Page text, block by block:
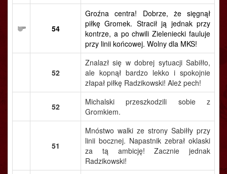
54
Groźna centra! Dobrze, że sięgnął
piłkę Gromek. Stracił ją jednak przy
kontrze, a po chwili Zieleniecki fauluje
przy linii końcowej. Wolny dla MKS!
52
Znalazł się w dobrej sytuacji Sabiłło,
ale kopnął bardzo lekko i spokojnie
złapał piłkę Radzikowski! Ależ pech!
52
Michalski przeszkodzili sobie z
Gromkiem.
51
Mnóstwo walki ze strony Sabiłły przy
linii bocznej. Napastnik zebrał oklaski
za tą ambicję! Zacznie jednak
Radzikowski!